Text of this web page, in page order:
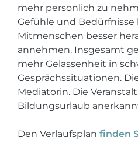
mehr persönlich zu
Gefühle und Bedürfnisse
Mitmenschen besser
annehmen. Insgesamt
mehr Gelassenheit in
Gesprächssituationen.
Mediatorin. Die
Bildungsurlaub
Den Verlaufsplan finden